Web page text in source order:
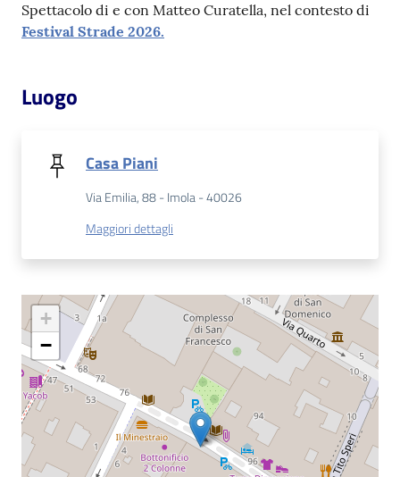
lettura
Seguici
Catalogo
on line
Eventi
Chiedi al
Spettacolo di e con Matteo Curatella, nel contesto di
Festival Strade 2026.
Luogo
Casa Piani
Via Emilia, 88 - Imola - 40026
Maggiori dettagli
+
−